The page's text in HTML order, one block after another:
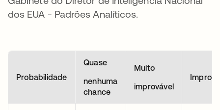
dos EUA - Padrões Analíticos.
Probabilidade
Quase
nenhuma
chance
Muito
improvável